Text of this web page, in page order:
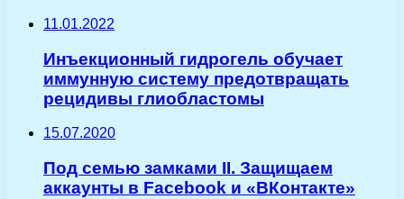
11.01.2022
Инъекционный гидрогель обучает
иммунную систему предотвращать
рецидивы глиобластомы
15.07.2020
Под семью замками II. Защищаем
аккаунты в Facebook и «ВКонтакте»